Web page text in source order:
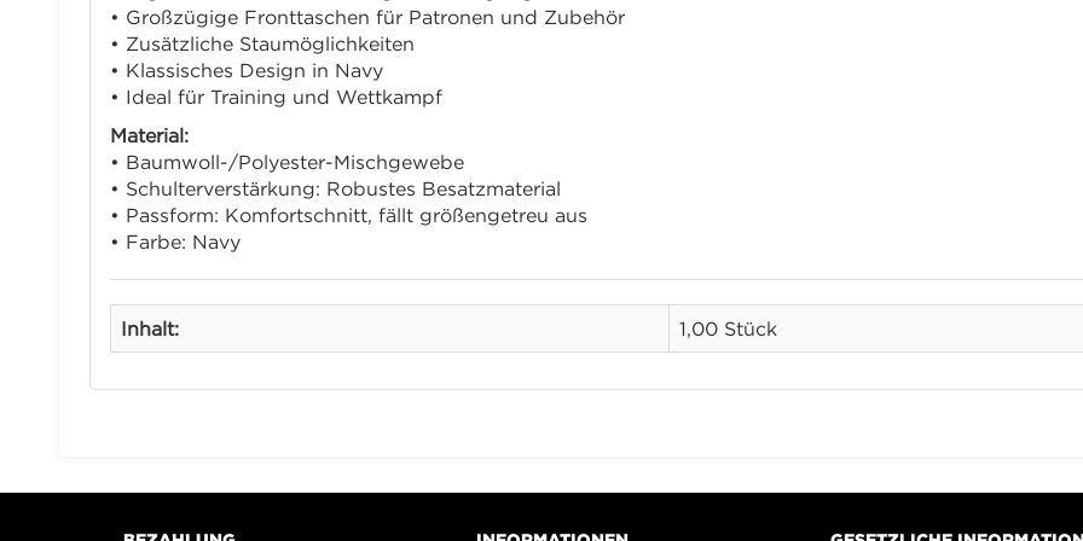
• Großzügige Fronttaschen für Patronen und Zubehör
• Zusätzliche Staumöglichkeiten
• Klassisches Design in Navy
• Ideal für Training und Wettkampf
Material:
• Baumwoll-/Polyester-Mischgewebe
• Schulterverstärkung: Robustes Besatzmaterial
• Passform: Komfortschnitt, fällt größengetreu aus
• Farbe: Navy
Inhalt: 1,00 Stück